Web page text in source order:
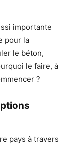
importante
pour la
le béton,
le faire, à
?
pays à travers